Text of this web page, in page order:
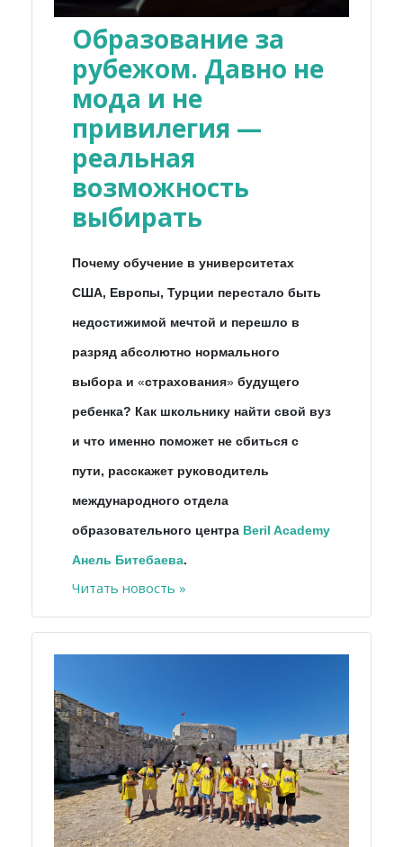
Образование за
рубежом. Давно не
мода и не
привилегия —
реальная
возможность
выбирать
Почему обучение в университетах
США, Европы, Турции перестало быть
недостижимой мечтой и перешло в
разряд абсолютно нормального
выбора и «страхования» будущего
ребенка? Как школьнику найти свой вуз
и что именно поможет не сбиться с
пути, расскажет руководитель
международного отдела
образовательного центра Beril Academy
Анель Битебаева.
Читать новость »